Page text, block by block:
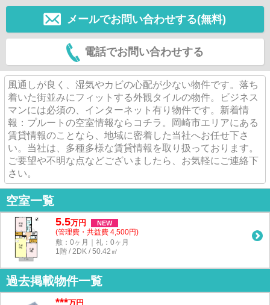
メールでお問い合わせする(無料)
電話でお問い合わせする
風通しが良く、湿気やカビの心配が少ない物件です。落ち
着いた街並みにフィットする外観タイルの物件。ビジネス
マンには必須の、インターネット有り物件です。新着情
報：プルートの空室情報ならコチラ。岡崎市エリアにある
賃貸情報のことなら、地域に密着した当社へお任せ下さ
い。当社は、多種多様な賃貸情報を取り扱っております。
ご要望や不明な点などございましたら、お気軽にご連絡下
さい。
空室一覧
5.5万円 NEW
(管理費・共益費 4,500円)
敷：0ヶ月｜礼：0ヶ月
1階 / 2DK / 50.42㎡
過去掲載物件一覧
***万円